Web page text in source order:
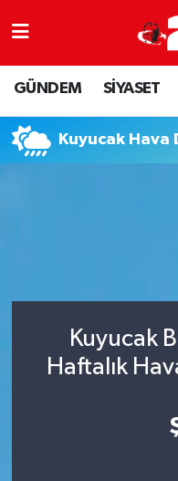
GÜNDEM SİYASET
Kuyucak Hava
Kuyucak
Haftalık
ASAYİŞ
DÜNYA
EKONOMİ
SİYASET
SPOR
Nöbetçi
Hava Durumu
Eskişehir Namaz
Tüm Manşetler
Son Dakika